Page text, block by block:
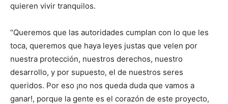
quieren vivir tranquilos.
“Queremos que las autoridades cumplan con lo que les
toca, queremos que haya leyes justas que velen por
nuestra protección, nuestros derechos, nuestro
desarrollo, y por supuesto, el de nuestros seres
queridos. Por eso ¡no nos queda duda que vamos a
ganar!, porque la gente es el corazón de este proyecto,